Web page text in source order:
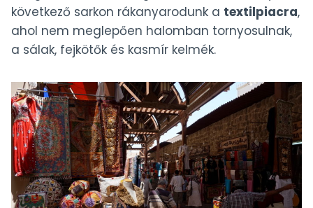
következő sarkon rákanyarodunk a textilpiacra,
ahol nem meglepően halomban tornyosulnak,
a sálak, fejkötők és kasmír kelmék.